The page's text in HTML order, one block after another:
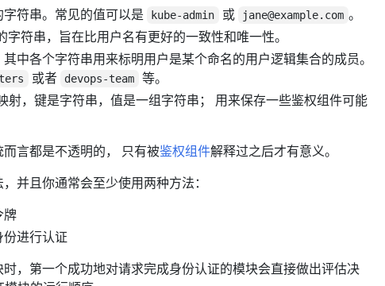
符串。常见的值可以是
kube-admin 或 jane@example.com 。
符串，旨在比用户名有更好的一致性和唯一性。
中各个字符串用来标明用户是某个命名的用户逻辑集合的成员。
或者 devops-team
等。
射，键是字符串，值是一组字符串； 用来保存一些鉴权组件可能
言都是不透明的， 只有被鉴权组件解释过之后才有意义。
并且你通常会至少使用两种方法：
牌
进行认证
，第一个成功地对请求完成身份认证的模块会直接做出评估决